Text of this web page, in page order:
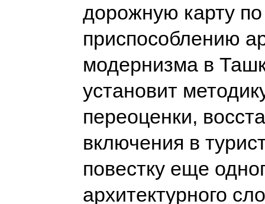
дорожную карту
приспособлению
модернизма в
установит
переоценки,
включения в
повестку еще
архитектурного